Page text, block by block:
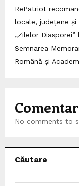
RePatriot
locale, județene
„Zilelor
Semnarea
Română și
No comments to
Căutare